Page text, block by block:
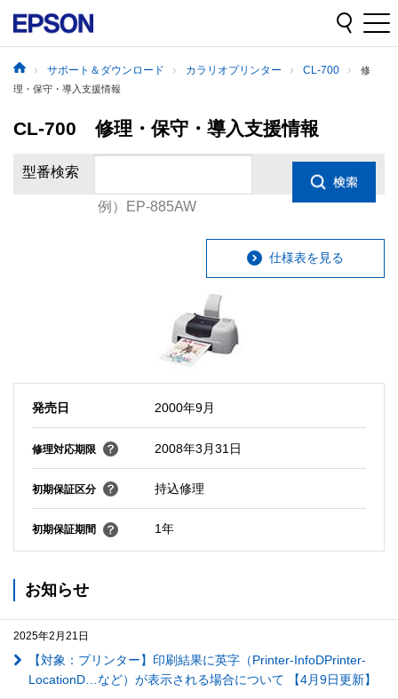
サポート＆ダウンロード カラリオプリンター CL-700
修
理・保守・導入支援情報
CL-700 修理・保守・導入支援情報
型番検索
例）EP-885AW
仕様表を見る
発売日 2000年9月
修理対応期限 2008年3月31日
初期保証区分 持込修理
初期保証期間 1年
お知らせ
2025年2月21日
【対象：プリンター】印刷結果に英字（Printer-InfoDPrinter-
LocationD…など）が表示される場合について 【4月9日更新】